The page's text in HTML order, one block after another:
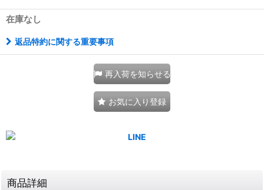
在庫なし
返品特約に関する重要事項
再入荷を知らせる
お気に入り登録
商品詳細